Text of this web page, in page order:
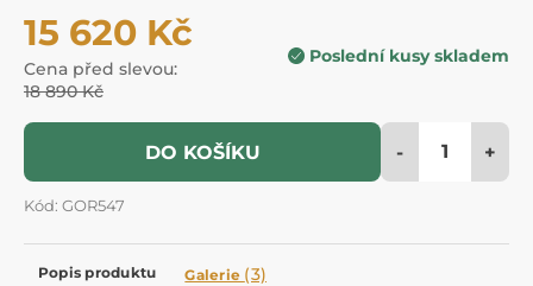
15 620 Kč
Cena před slevou:
18 890 Kč
Poslední kusy skladem
DO KOŠÍKU - +
Kód: GOR547
Popis produktu Galerie (3)